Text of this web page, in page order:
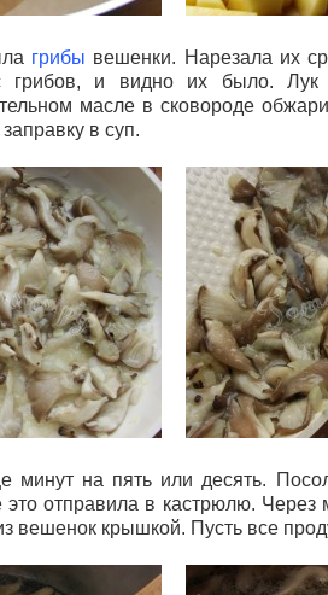
грибы вешенки. Нарезала их
грибов, и видно их было. Лук
масле в сковороде
в суп.
минут на пять или десять.
это отправила в кастрюлю. Через
вешенок крышкой. Пусть все